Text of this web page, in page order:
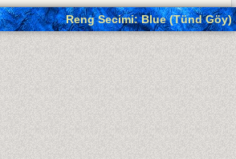
Reng Secimi: Blue (Tünd Göy)